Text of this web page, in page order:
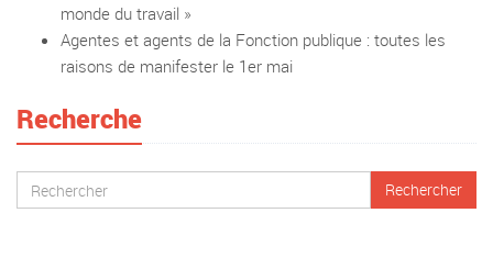
monde du travail »
Agentes et agents de la Fonction publique : toutes les
raisons de manifester le 1er mai
Recherche